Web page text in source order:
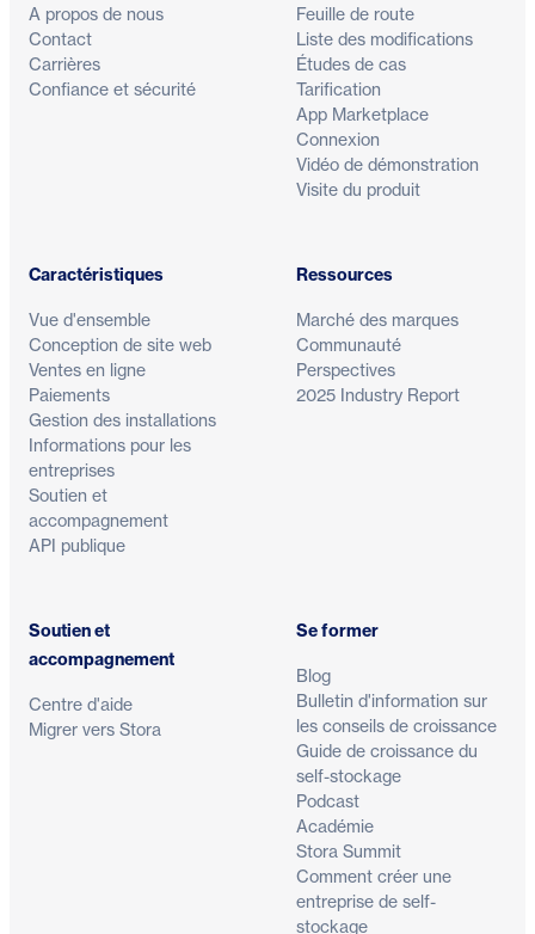
A propos de nous
Contact
Carrières
Confiance et sécurité
Feuille de route
Liste des modifications
Études de cas
Tarification
App Marketplace
Connexion
Vidéo de démonstration
Visite du produit
Caractéristiques
Vue d'ensemble
Conception de site web
Ventes en ligne
Paiements
Gestion des installations
Informations pour les
entreprises
Soutien et
accompagnement
API publique
Ressources
Marché des marques
Communauté
Perspectives
2025 Industry Report
Soutien et
accompagnement
Centre d'aide
Migrer vers Stora
Se former
Blog
Bulletin d'information sur
les conseils de croissance
Guide de croissance du
self-stockage
Podcast
Académie
Stora Summit
Comment créer une
entreprise de self-
stockage